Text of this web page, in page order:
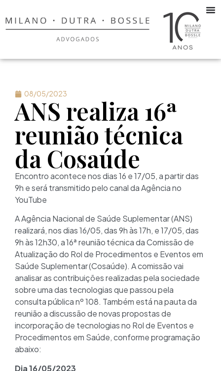
08/05/2023
ANS realiza 16ª
reunião técnica
da Cosaúde
Encontro acontece nos dias 16 e 17/05, a partir das
9h e será transmitido pelo canal da Agência no
YouTube
A Agência Nacional de Saúde Suplementar (ANS)
realizará, nos dias 16/05, das 9h às 17h, e 17/05, das
9h às 12h30, a 16ª reunião técnica da Comissão de
Atualização do Rol de Procedimentos e Eventos em
Saúde Suplementar (Cosaúde). A comissão vai
analisar as contribuições realizadas pela sociedade
sobre uma das tecnologias que passou pela
consulta pública nº 108. Também está na pauta da
reunião a discussão de novas propostas de
incorporação de tecnologias no Rol de Eventos e
Procedimentos em Saúde, conforme programação
abaixo:
Dia 16/05/2023